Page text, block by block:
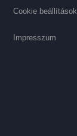
Cookie beállítások
Impresszum